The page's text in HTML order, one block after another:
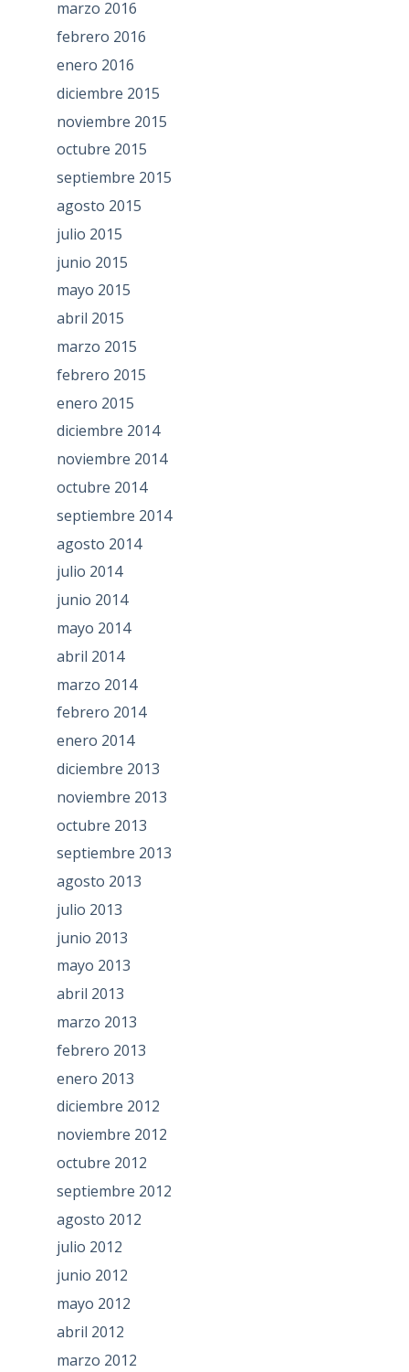
marzo 2016
febrero 2016
enero 2016
diciembre 2015
noviembre 2015
octubre 2015
septiembre 2015
agosto 2015
julio 2015
junio 2015
mayo 2015
abril 2015
marzo 2015
febrero 2015
enero 2015
diciembre 2014
noviembre 2014
octubre 2014
septiembre 2014
agosto 2014
julio 2014
junio 2014
mayo 2014
abril 2014
marzo 2014
febrero 2014
enero 2014
diciembre 2013
noviembre 2013
octubre 2013
septiembre 2013
agosto 2013
julio 2013
junio 2013
mayo 2013
abril 2013
marzo 2013
febrero 2013
enero 2013
diciembre 2012
noviembre 2012
octubre 2012
septiembre 2012
agosto 2012
julio 2012
junio 2012
mayo 2012
abril 2012
marzo 2012